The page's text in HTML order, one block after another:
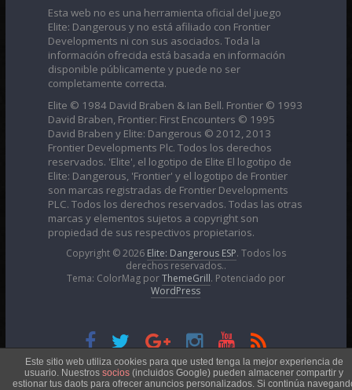
Esta web no es una herramienta oficial del juego
Elite: Dangerous y no está afiliado con Frontier
Developments ni con sus asociados. Toda la
información ofrecida está basada en información
disponible públicamente y puede no ser
completamente correcta.
Elite © 1984 David Braben & Ian Bell. Frontier © 1993
David Braben, Frontier: First Encounters © 1995
David Braben y Elite: Dangerous © 2012, 2013
Frontier Developments Plc. Todos los derechos
reservados. 'Elite', el logotipo de Elite El logotipo de
Elite: Dangerous, 'Frontier' y el logotipo de Frontier
son marcas registradas de Frontier Developments
PLC. Todos los derechos reservados. Todas las otras
marcas y elementos sujetos a copyright son
propiedad de sus respectivos propietarios.
Copyright © 2026 Elite: Dangerous ESP. Todos los
derechos reservados..
Tema: ColorMag porThemeGrill. Potenciado por
WordPress
Esta obra está bajo unaLicencia Creative Commons
Este sitio web utiliza cookies para que usted tenga la mejor experiencia de
usuario. Nuestros socios (incluidos Google) pueden almacener compartir y
estionar tus daots para ofrecer anuncios personalizados. Si continúa